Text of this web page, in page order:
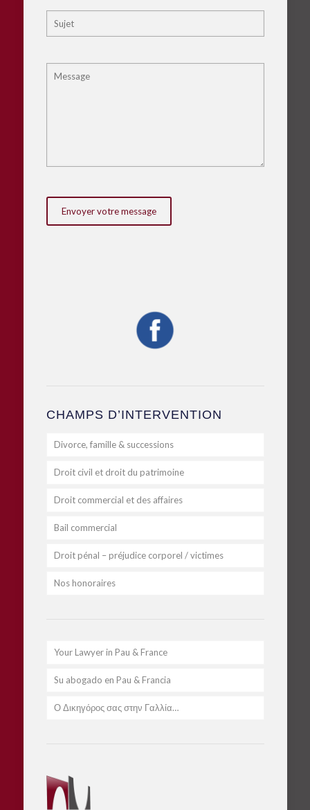
CHAMPS D’INTERVENTION
Divorce, famille & successions
Droit civil et droit du patrimoine
Droit commercial et des affaires
Bail commercial
Droit pénal – préjudice corporel / victimes
Nos honoraires
Your Lawyer in Pau & France
Su abogado en Pau & Francia
Ο Δικηγόρος σας στην Γαλλία…